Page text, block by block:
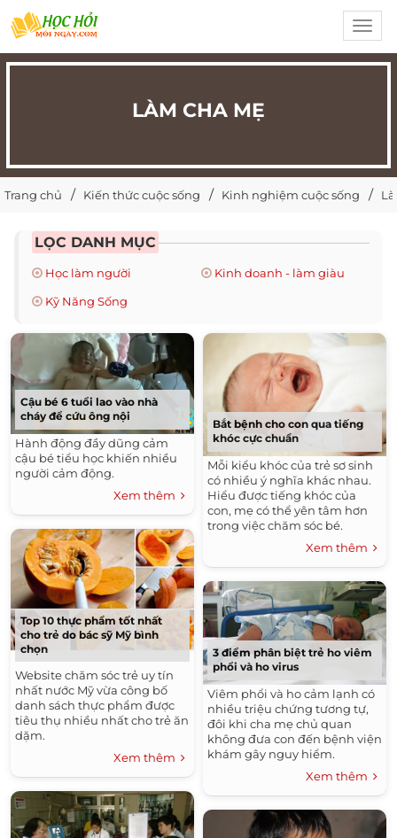
LÀM CHA MẸ
Trang chủ Kiến thức cuộc sống Kinh nghiệm cuộc sống
LỌC DANH MỤC
Học làm người
Kinh doanh - làm giàu
Kỹ Năng Sống
Cậu bé 6 tuổi lao vào nhà
cháy để cứu ông nội
Hành động đầy dũng cảm
cậu bé tiểu học khiến nhiều
người cảm động.
Xem thêm
Top 10 thực phẩm tốt nhất
cho trẻ do bác sỹ Mỹ bình
chọn
Website chăm sóc trẻ uy tín
nhất nước Mỹ vừa công bố
danh sách thực phẩm được
tiêu thụ nhiều nhất cho trẻ ăn
dặm.
Xem thêm
Bắt bệnh cho con qua tiếng
khóc cực chuẩn
Mỗi kiểu khóc của trẻ sơ sinh
có nhiều ý nghĩa khác nhau.
Hiểu được tiếng khóc của
con, mẹ có thể yên tâm hơn
trong việc chăm sóc bé.
Xem thêm
3 điểm phân biệt trẻ ho viêm
phổi và ho virus
Viêm phổi và ho cảm lạnh có
nhiều triệu chứng tương tự,
đôi khi cha mẹ chủ quan
không đưa con đến bệnh viện
khám gây nguy hiểm.
Xem thêm